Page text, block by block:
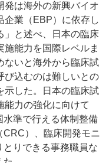
発は海外の新興バイオ
企業（EBP）に依存し
」と述べ、日本の臨床
施能力を国際レベルま
ないと海外から臨床試
び込むのは難しいとの
示した。日本の臨床試
能力の強化に向けて
準で行える体制整備
）、臨床開発モニ
りできる事務職員な